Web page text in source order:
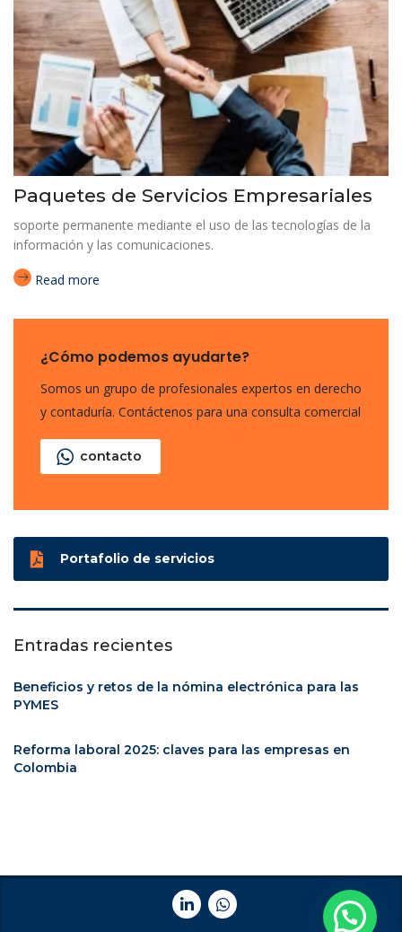
Paquetes de Servicios Empresariales
soporte permanente mediante el uso de las tecnologías de la
información y las comunicaciones.
Read more
¿Cómo podemos ayudarte?
Somos un grupo de profesionales expertos en derecho
y contaduría. Contáctenos para una consulta comercial
contacto
Portafolio de servicios
Entradas recientes
Beneficios y retos de la nómina electrónica para las
PYMES
Reforma laboral 2025: claves para las empresas en
Colombia